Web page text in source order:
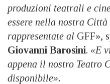
produzioni teatrali e
essere nella nostra
rappresentate al GFF»,
Giovanni Barosini. «E
appena il nostro Teatro
disponibile».